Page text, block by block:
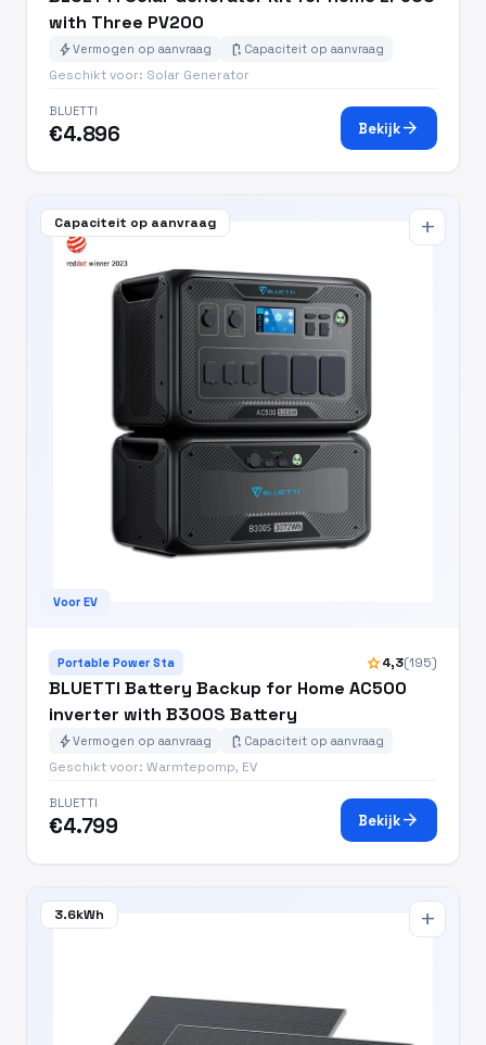
with Three PV200
boltVermogen op aanvraag battery_charging_full Capaciteit op aanvraag
Geschikt voor: Solar Generator
BLUETTI
€4.896 Bekijkarrow_forward
Capaciteit op aanvraag
Voor EV
add
Portable Power Sta star4,3(195)
BLUETTI Battery Backup for Home AC500
inverter with B300S Battery
boltVermogen op aanvraag battery_charging_full Capaciteit op aanvraag
Geschikt voor: Warmtepomp, EV
BLUETTI
€4.799 Bekijkarrow_forward
3.6kWh add